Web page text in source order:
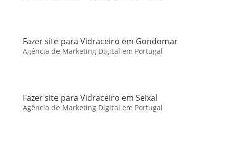
Fazer site para Vidraceiro em Gondomar
Agência de Marketing Digital em Portugal
Fazer site para Vidraceiro em Seixal
Agência de Marketing Digital em Portugal